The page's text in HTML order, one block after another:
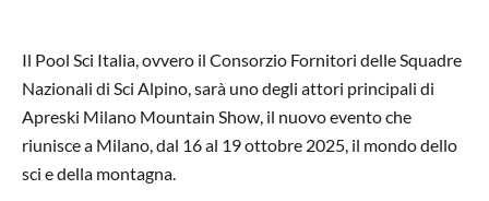
Il Pool Sci Italia, ovvero il Consorzio Fornitori delle Squadre
Nazionali di Sci Alpino, sarà uno degli attori principali di
Apreski Milano Mountain Show, il nuovo evento che
riunisce a Milano, dal 16 al 19 ottobre 2025, il mondo dello
sci e della montagna.